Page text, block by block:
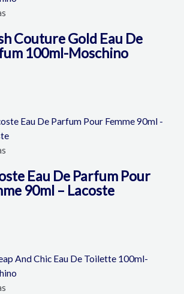
Couture Gold Eau De
100ml-Moschino
Eau De Parfum Pour
90ml – Lacoste